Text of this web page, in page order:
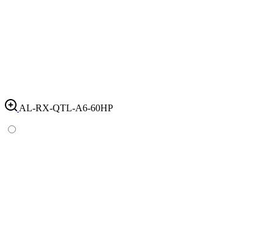
AL-RX-QTL-A6-60HP